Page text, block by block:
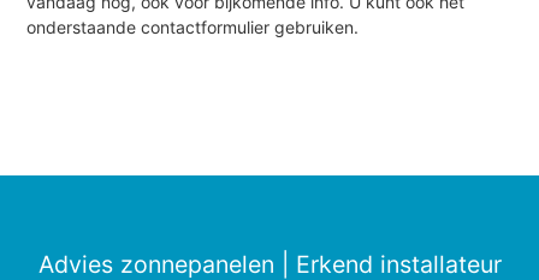
onderstaande contactformulier gebruiken.
Advies zonnepanelen | Erkend installateur